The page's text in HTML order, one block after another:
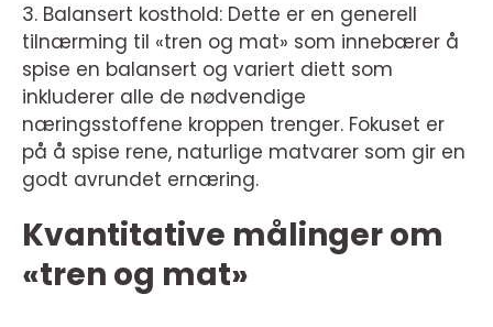
3. Balansert kosthold: Dette er en generell
tilnærming til «tren og mat» som innebærer å
spise en balansert og variert diett som
inkluderer alle de nødvendige
næringsstoffene kroppen trenger. Fokuset er
på å spise rene, naturlige matvarer som gir en
godt avrundet ernæring.
Kvantitative målinger om
«tren og mat»